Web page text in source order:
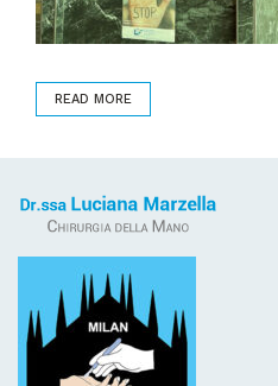
READ MORE